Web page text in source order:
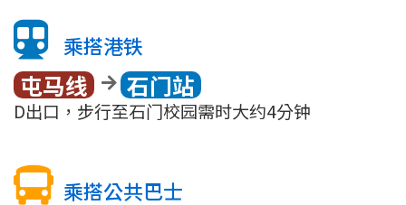
乘搭港铁
屯马线 石门站
D出口，步行至石门校园需时大约4分钟
乘搭公共巴士